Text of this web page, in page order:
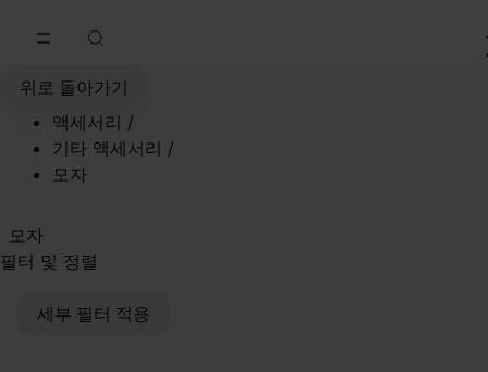
위로 돌아가기
액세서리 /
기타 액세서리 /
모자
모자
필터 및 정렬
세부 필터 적용